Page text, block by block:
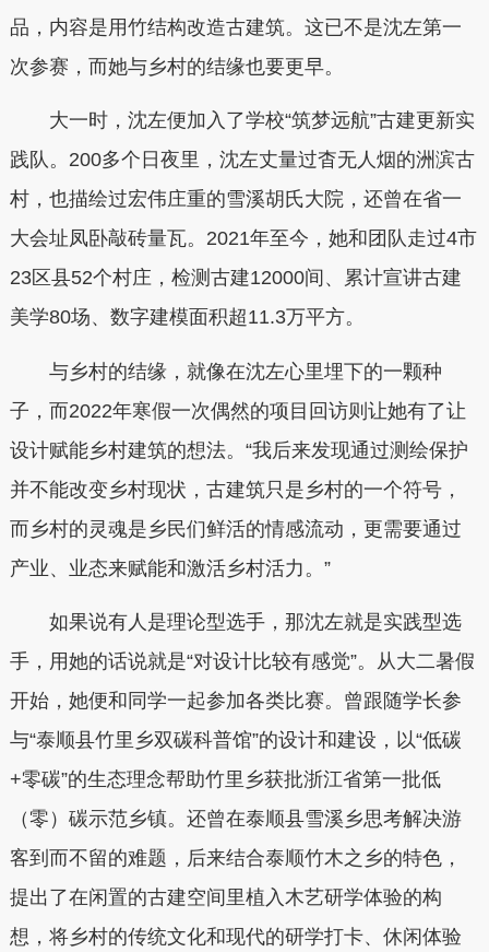
品，内容是用竹结构改造古建筑。这已不是沈左第一
次参赛，而她与乡村的结缘也要更早。
大一时，沈左便加入了学校“筑梦远航”古建更新实
践队。200多个日夜里，沈左丈量过杳无人烟的洲滨古
村，也描绘过宏伟庄重的雪溪胡氏大院，还曾在省一
大会址凤卧敲砖量瓦。2021年至今，她和团队走过4市
23区县52个村庄，检测古建12000间、累计宣讲古建
美学80场、数字建模面积超11.3万平方。
与乡村的结缘，就像在沈左心里埋下的一颗种
子，而2022年寒假一次偶然的项目回访则让她有了让
设计赋能乡村建筑的想法。“我后来发现通过测绘保护
并不能改变乡村现状，古建筑只是乡村的一个符号，
而乡村的灵魂是乡民们鲜活的情感流动，更需要通过
产业、业态来赋能和激活乡村活力。”
如果说有人是理论型选手，那沈左就是实践型选
手，用她的话说就是“对设计比较有感觉”。从大二暑假
开始，她便和同学一起参加各类比赛。曾跟随学长参
与“泰顺县竹里乡双碳科普馆”的设计和建设，以“低碳
+零碳”的生态理念帮助竹里乡获批浙江省第一批低
（零）碳示范乡镇。还曾在泰顺县雪溪乡思考解决游
客到而不留的难题，后来结合泰顺竹木之乡的特色，
提出了在闲置的古建空间里植入木艺研学体验的构
想，将乡村的传统文化和现代的研学打卡、休闲体验